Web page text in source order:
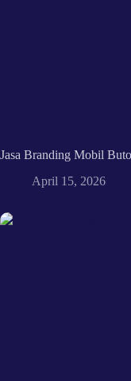
Jasa Branding Mobil
April 15, 2026